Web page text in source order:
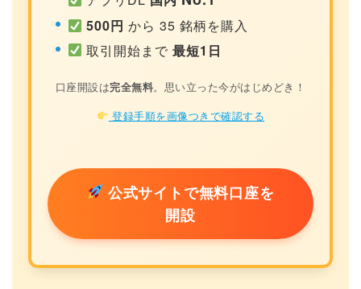
500円 から 35 銘柄を購入
取引開始まで最短1日
口座開設は完全無料。思い立った今がはじめどき！
登録手順を画像つきで確認する
公式サイトで無料口座を
開設